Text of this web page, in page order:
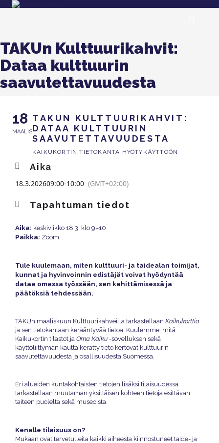
TAKUn Kulttuurikahvit:
Dataa kulttuurin
saavutettavuudesta
18
MAALIS
TAKUN KULTTUURIKAHVIT:
DATAA KULTTUURIN
SAAVUTETTAVUUDESTA
KAIKUKORTIN TIETOKANTA HYÖTYKÄYTTÖÖN
Aika
18.3.202609:00-10:00 (GMT+02:00)
Tapahtuman tiedot
Aika: keskiviikko 18.3. klo 9–10
Paikka: Zoom
Tule kuulemaan, miten kulttuuri- ja taidealan toimijat,
kunnat ja hyvinvoinnin edistäjät voivat hyödyntää
dataa omassa työssään, sen kehittämisessä ja
päätöksiä tehdessään.
TAKUn maaliskuun Kulttuurikahveilla tarkastellaan Kaikukorttia
ja sen tietokantaan kerääntyvää tietoa. Kuulemme, mitä
Kaikukortin tilastot ja Oma Kaiku -sovelluksen sekä
käyttöliittymän kautta kerätty tieto kertovat kulttuurin
saavutettavuudesta ja osallisuudesta Suomessa.
Eri alueiden kuntakohtaisten tietojen lisäksi tilaisuudessa
tarkastellaan muutaman yksittäisen kohteen tietoja esittävän
taiteen puolelta sekä museoista.
Kenelle tilaisuus on?
Mukaan ovat tervetulleita kaikki aiheesta kiinnostuneet taide- ja